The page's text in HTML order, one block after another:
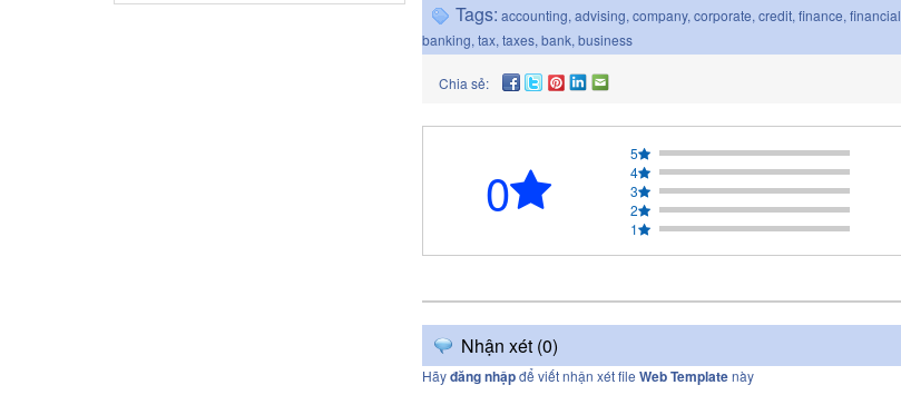
Tags: accounting,advising,company,corporate,credit,finance,financial
banking,tax,taxes,bank,business
Chia sẻ:
0
5
4
3
2
1
Nhận xét (0)
Hãyđăng nhậpđể viết nhận xét fileWeb Templatenày